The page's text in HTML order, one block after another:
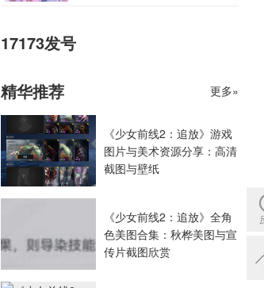
17173发号
精华推荐 更多»
《少女前线2：追放》游戏
图片与美术资源分享：高清
截图与壁纸
《少女前线2：追放》全角
色美图合集：秋桦美图与宣
传片截图欣赏